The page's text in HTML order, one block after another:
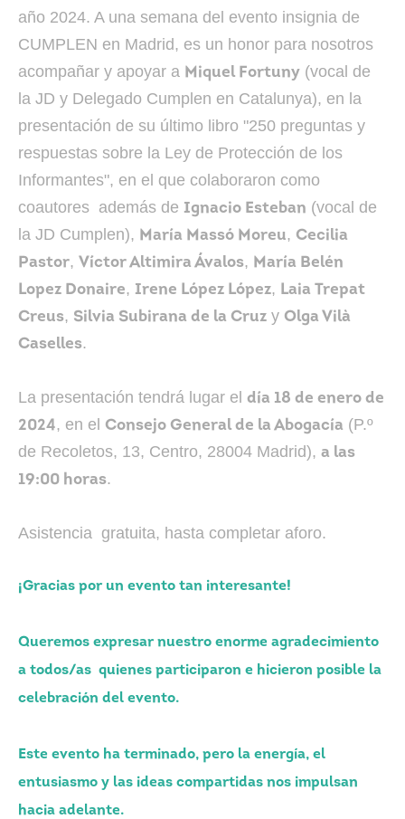
año 2024. A una semana del evento insignia de
CUMPLEN en Madrid, es un honor para nosotros
acompañar y apoyar a Miquel Fortuny (vocal de
la JD y Delegado Cumplen en Catalunya), en la
presentación de su último libro "250 preguntas y
respuestas sobre la Ley de Protección de los
Informantes", en el que colaboraron como
coautores además de Ignacio Esteban (vocal de
la JD Cumplen), María Massó Moreu, Cecilia
Pastor, Víctor Altimira Ávalos, María Belén
Lopez Donaire, Irene López López, Laia Trepat
Creus, Silvia Subirana de la Cruz y Olga Vilà
Caselles.
La presentación tendrá lugar el día 18 de enero de
2024, en el Consejo General de la Abogacía (P.º
de Recoletos, 13, Centro, 28004 Madrid), a las
19:00 horas.
Asistencia gratuita, hasta completar aforo.
¡Gracias por un evento tan interesante!
Queremos expresar nuestro enorme agradecimiento
a todos/as quienes participaron e hicieron posible la
celebración del evento.
Este evento ha terminado, pero la energía, el
entusiasmo y las ideas compartidas nos impulsan
hacia adelante.